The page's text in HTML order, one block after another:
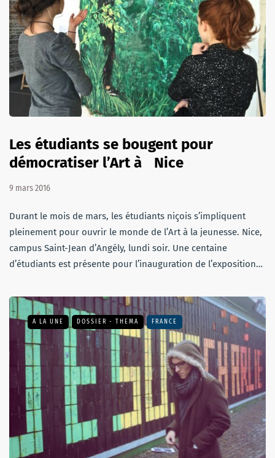
Les étudiants se bougent pour
démocratiser l’Art à Nice
9 mars 2016
Durant le mois de mars, les étudiants niçois s’impliquent
pleinement pour ouvrir le monde de l’Art à la jeunesse. Nice,
campus Saint-Jean d’Angély, lundi soir. Une centaine
d’étudiants est présente pour l’inauguration de l’exposition…
A LA UNE DOSSIER - THEMA FRANCE